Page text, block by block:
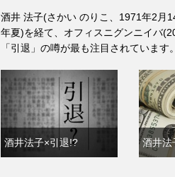
酒井 法子(さかい のりこ、1971年2月
年夏)を経て、オフィスニグンニイバ
「引退」の噂が最も注目されています。
酒井法子×引退!? 酒井法